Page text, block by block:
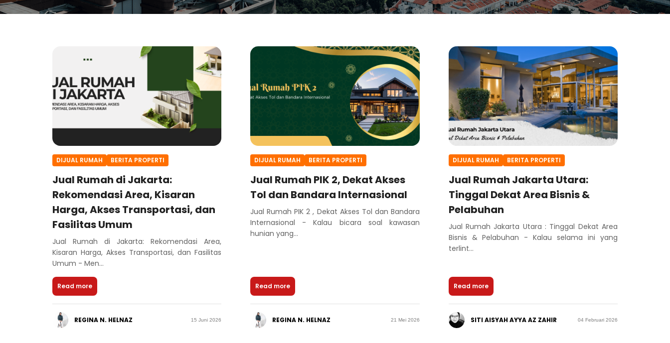
DIJUAL RUMAH BERITA PROPERTI
Jual Rumah di Jakarta:
Rekomendasi Area, Kisaran
Harga, Akses Transportasi, dan
Fasilitas Umum
Jual Rumah di Jakarta: Rekomendasi Area,
Kisaran Harga, Akses Transportasi, dan Fasilitas
Umum - Men...
Read more
REGINA N. HELNAZ 15 Juni 2026
DIJUAL RUMAH BERITA PROPERTI
Jual Rumah PIK 2, Dekat Akses
Tol dan Bandara Internasional
Jual Rumah PIK 2 , Dekat Akses Tol dan Bandara
Internasional - Kalau bicara soal kawasan
hunian yang...
Read more
REGINA N. HELNAZ 21 Mei 2026
DIJUAL RUMAH BERITA PROPERTI
Jual Rumah Jakarta Utara:
Tinggal Dekat Area Bisnis &
Pelabuhan
Jual Rumah Jakarta Utara : Tinggal Dekat Area
Bisnis & Pelabuhan - Kalau selama ini yang
terlint...
Read more
SITI AISYAH AYYA AZ ZAHIR 04 Februari 2026